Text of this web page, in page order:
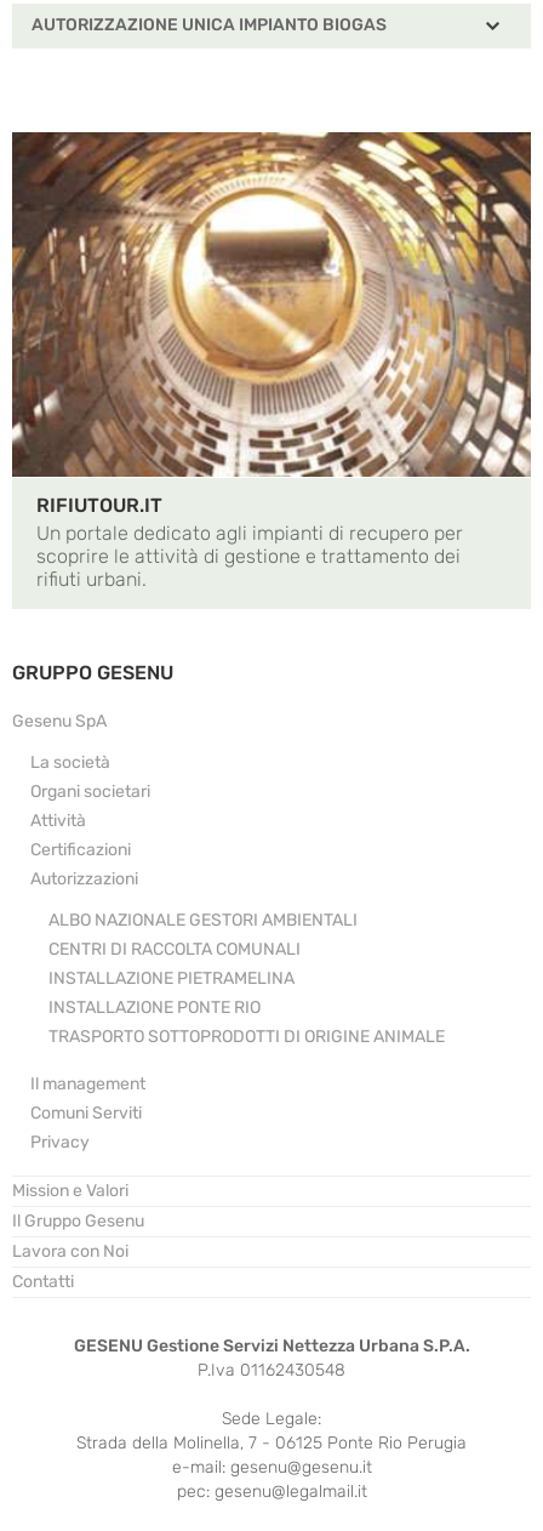
AUTORIZZAZIONE UNICA IMPIANTO BIOGAS
RIFIUTOUR.IT
Un portale dedicato agli impianti di recupero per
scoprire le attività di gestione e trattamento dei
rifiuti urbani.
GRUPPO GESENU
Gesenu SpA
La società
Organi societari
Attività
Certificazioni
Autorizzazioni
ALBO NAZIONALE GESTORI AMBIENTALI
CENTRI DI RACCOLTA COMUNALI
INSTALLAZIONE PIETRAMELINA
INSTALLAZIONE PONTE RIO
TRASPORTO SOTTOPRODOTTI DI ORIGINE ANIMALE
Il management
Comuni Serviti
Privacy
Mission e Valori
Il Gruppo Gesenu
Lavora con Noi
Contatti
GESENU Gestione Servizi Nettezza Urbana S.P.A.
P.Iva 01162430548
Sede Legale:
Strada della Molinella, 7 - 06125 Ponte Rio Perugia
e-mail: gesenu@gesenu.it
pec: gesenu@legalmail.it